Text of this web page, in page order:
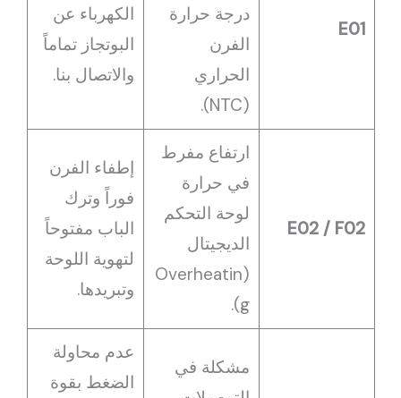
E01
درجة حرارة
الفرن
الحراري
(NTC).
الكهرباء عن
البوتجاز تماماً
والاتصال بنا.
E02 / F02
ارتفاع مفرط
في حرارة
لوحة التحكم
الديجيتال
(Overheatin
g).
إطفاء الفرن
فوراً وترك
الباب مفتوحاً
لتهوية اللوحة
وتبريدها.
مشكلة في
عدم محاولة
الضغط بقوة